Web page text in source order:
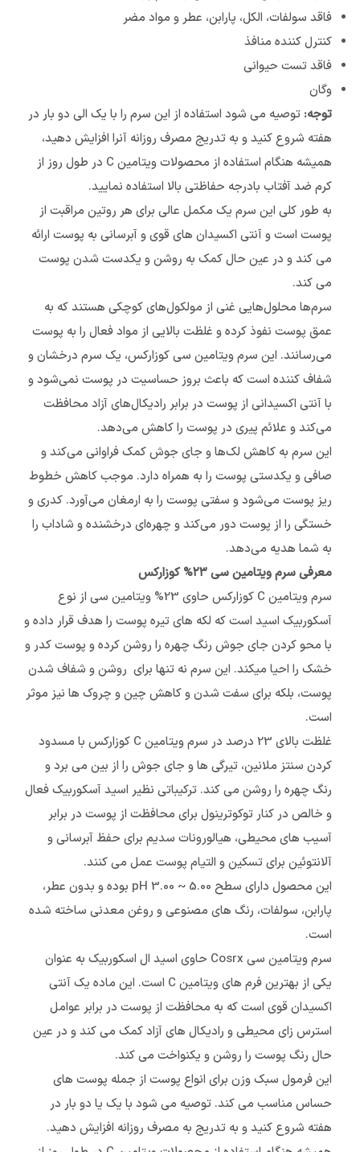
فاقد سولفات، الکل، پارابن، عطر و مواد مضر
کنترل کننده منافذ
فاقد تست حیوانی
وگان
توجه: توصیه می شود استفاده از این سرم را با یک الی دو بار در
هفته شروع کنید و به تدریج مصرف روزانه آنرا افزایش دهید،
همیشه هنگام استفاده از محصولات ویتامین C در طول روز از
کرم ضد آفتاب بادرجه حفاظتی بالا استفاده نمایید.
به طور کلی این سرم یک مکمل عالی برای هر روتین مراقبت از
پوست است و آنتی اکسیدان های قوی و آبرسانی به پوست ارائه
می کند و در عین حال کمک به روشن و یکدست شدن پوست
می کند.
سرم‌ها محلول‌هایی غنی از مولکول‌های کوچکی هستند که به
عمق پوست نفوذ کرده و غلظت بالایی از مواد فعال را به پوست
می‌رسانند. این سرم ویتامین سی کوزارکس، یک سرم درخشان و
شفاف کننده است که باعث بروز حساسیت در پوست نمی‌شود و
با آنتی اکسیدانی از پوست در برابر رادیکال‌های آزاد محافظت
می‌کند و علائم پیری در پوست را کاهش می‌دهد.
این سرم به کاهش لک‌ها و جای جوش کمک فراوانی می‌کند و
صافی و یکدستی پوست را به همراه دارد. موجب کاهش خطوط
ریز پوست می‌شود و سفتی پوست را به ارمغان می‌آورد. کدری و
خستگی را از پوست دور می‌کند و چهره‌ای درخشنده و شاداب را
به شما هدیه می‌دهد.
معرفی سرم ویتامین سی ۲۳% کوزارکس
سرم ویتامین C کوزارکس حاوی 23% ویتامین سی از نوع
آسکوربیک اسید است که لکه های تیره پوست را هدف قرار داده و
با محو کردن جای جوش رنگ چهره را روشن کرده و پوست کدر و
خشک را احیا میکند. این سرم نه تنها برای روشن و شفاف شدن
پوست، بلکه برای سفت شدن و کاهش چین و چروک ها نیز موثر
است.
غلظت بالای 23 درصد در سرم ویتامین C کوزارکس با مسدود
کردن سنتز ملانین، تیرگی ها و جای جوش را از بین می برد و
رنگ چهره را روشن می کند. ترکیباتی نظیر اسید آسکوربیک فعال
و خالص در کنار توکوترینول برای محافظت از پوست در برابر
آسیب های محیطی، هیالورونات سدیم برای حفظ آبرسانی و
آلانتوئین برای تسکین و التیام پوست عمل می کنند.
این محصول دارای سطح pH 3.00 ~ 5.00 بوده و بدون عطر،
پارابن، سولفات، رنگ های مصنوعی و روغن معدنی ساخته شده
است.
سرم ویتامین سی Cosrx حاوی اسید ال اسکوربیک به عنوان
یکی از بهترین فرم های ویتامین C است. این ماده یک آنتی
اکسیدان قوی است که به محافظت از پوست در برابر عوامل
استرس زای محیطی و رادیکال های آزاد کمک می کند و در عین
حال رنگ پوست را روشن و یکنواخت می کند.
این فرمول سبک وزن برای انواع پوست از جمله پوست های
حساس مناسب می کند. توصیه می شود با یک یا دو بار در
هفته شروع کنید و به تدریج به مصرف روزانه افزایش دهید.